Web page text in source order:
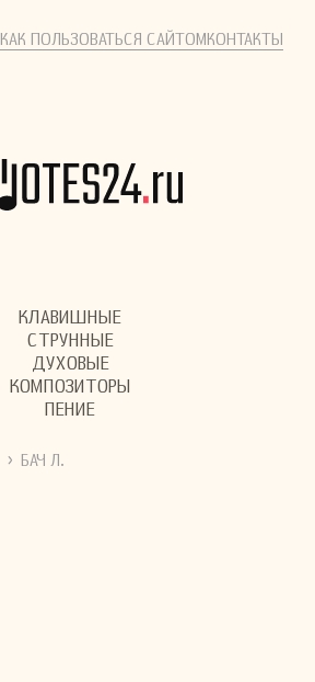
КАК ПОЛЬЗОВАТЬСЯ САЙТОМКОНТАКТЫ
КЛАВИШНЫЕ
СТРУННЫЕ
ДУХОВЫЕ
КОМПОЗИТОРЫ
ПЕНИЕ
› БАЧ Л.